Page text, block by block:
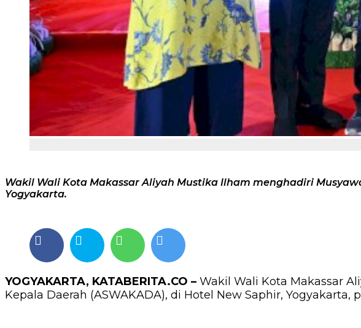
Wakil Wali Kota Makassar Aliyah Mustika Ilham menghadiri
Yogyakarta.
YOGYAKARTA, KATABERITA.CO – Wakil Wali Kota Makassar
Kepala Daerah (ASWAKADA), di Hotel New Saphir, Yogyakarta,